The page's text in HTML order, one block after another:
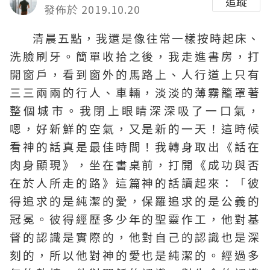
發佈於 2019.10.20
清晨五點，我還是像往常一樣按時起床、
洗臉刷牙。簡單收拾之後，我走進書房，打
開窗戶，看到窗外的馬路上、人行道上只有
三三兩兩的行人、車輛，淡淡的薄霧籠罩著
整個城市。我閉上眼睛深深吸了一口氣，
嗯，好新鮮的空氣，又是新的一天！這時候
看神的話真是最佳時間！我轉身取出《話在
肉身顯現》，坐在書桌前，打開《成功與否
在於人所走的路》這篇神的話讀起來：「彼
得追求的是純潔的愛，保羅追求的是公義的
冠冕。彼得經歷多少年的聖靈作工，他對基
督的認識是實際的，他對自己的認識也是深
刻的，所以他對神的愛也是純潔的。經過多